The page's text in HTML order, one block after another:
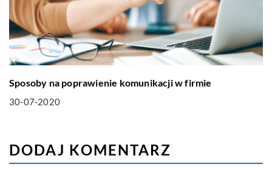
Sposoby na poprawienie komunikacji w firmie
30-07-2020
DODAJ KOMENTARZ